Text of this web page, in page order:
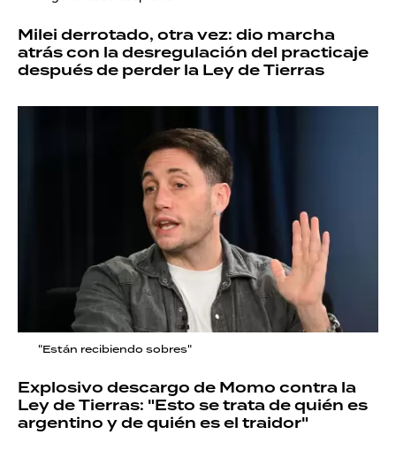
Milei derrotado, otra vez: dio marcha
atrás con la desregulación del practicaje
después de perder la Ley de Tierras
"Están recibiendo sobres"
Explosivo descargo de Momo contra la
Ley de Tierras: "Esto se trata de quién es
argentino y de quién es el traidor"